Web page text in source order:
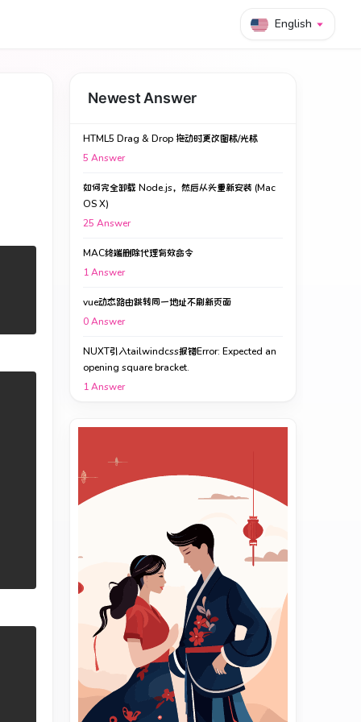
English
Newest Answer
HTML5 Drag & Drop 拖动时更改图标/光标
5 Answer
如何完全卸载 Node.js，然后从头重新安装 (Mac
OS X)
25 Answer
MAC终端删除代理有效命令
1Answer
vue动态路由跳转同一地址不刷新页面
0Answer
NUXT引入tailwindcss报错Error: Expected an
opening square bracket.
1Answer